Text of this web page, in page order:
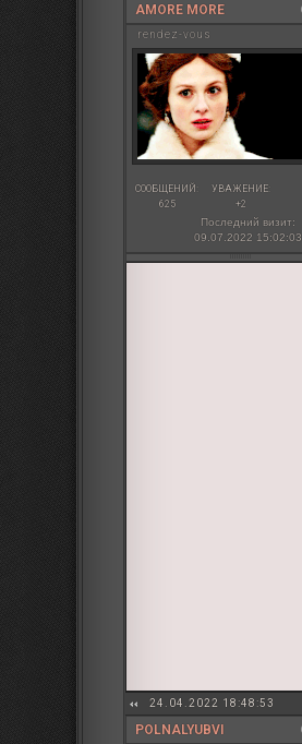
AMORE MORE
rendez-vous
СООБЩЕНИЙ:
625
УВАЖЕНИЕ:
+2
Последний визит:
09.07.2022 15:02:03
24.04.2022 18:48:53
POLNALYUBVI